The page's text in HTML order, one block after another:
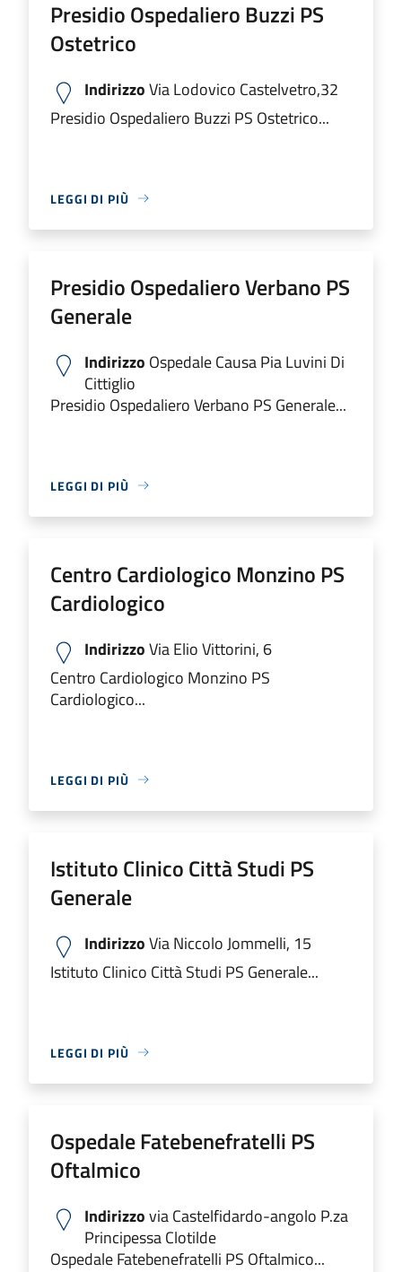
Presidio Ospedaliero Buzzi PS
Ostetrico
IndirizzoVia Lodovico Castelvetro,32
Presidio Ospedaliero Buzzi PS Ostetrico...
LEGGI DI PIÙ
Presidio Ospedaliero Verbano PS
Generale
Indirizzo Ospedale Causa Pia Luvini Di
Cittiglio
Presidio Ospedaliero Verbano PS Generale...
LEGGI DI PIÙ
Centro Cardiologico Monzino PS
Cardiologico
IndirizzoVia Elio Vittorini, 6
Centro Cardiologico Monzino PS
Cardiologico...
LEGGI DI PIÙ
Istituto Clinico Città Studi PS
Generale
IndirizzoVia Niccolo Jommelli, 15
Istituto Clinico Città Studi PS Generale...
LEGGI DI PIÙ
Ospedale Fatebenefratelli PS
Oftalmico
Indirizzovia Castelfidardo-angolo P.za
Principessa Clotilde
Ospedale Fatebenefratelli PS Oftalmico...